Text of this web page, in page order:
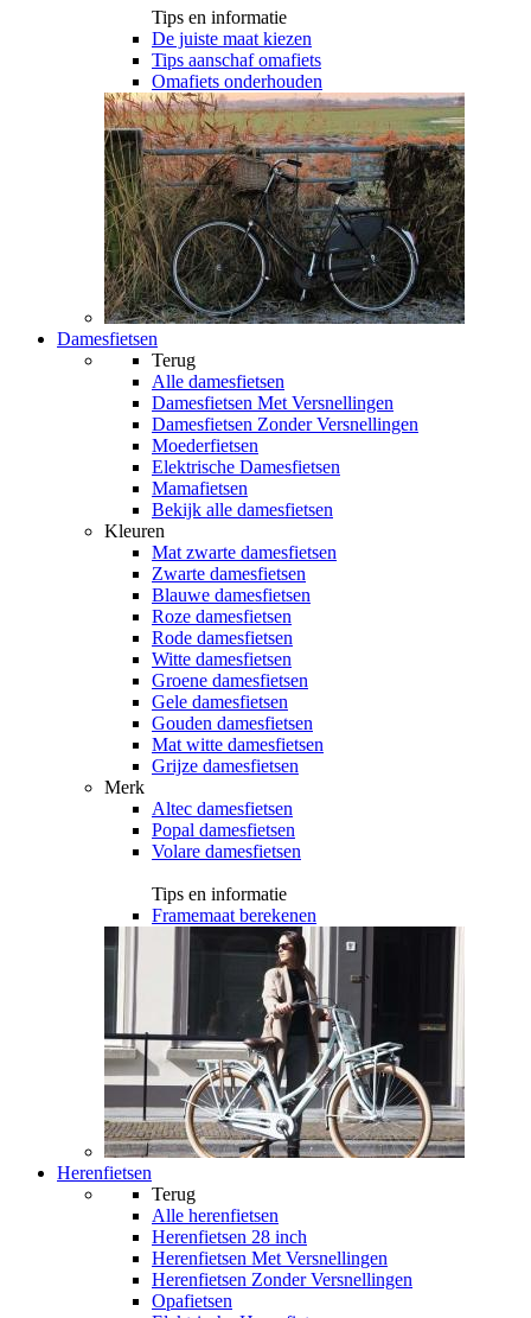
Tips en informatie
De juiste maat kiezen
Tips aanschaf omafiets
Omafiets onderhouden
Damesfietsen
Terug
Alle damesfietsen
Damesfietsen Met Versnellingen
Damesfietsen Zonder Versnellingen
Moederfietsen
Elektrische Damesfietsen
Mamafietsen
Bekijk alle damesfietsen
Kleuren
Mat zwarte damesfietsen
Zwarte damesfietsen
Blauwe damesfietsen
Roze damesfietsen
Rode damesfietsen
Witte damesfietsen
Groene damesfietsen
Gele damesfietsen
Gouden damesfietsen
Mat witte damesfietsen
Grijze damesfietsen
Merk
Altec damesfietsen
Popal damesfietsen
Volare damesfietsen
Tips en informatie
Framemaat berekenen
Herenfietsen
Terug
Alle herenfietsen
Herenfietsen 28 inch
Herenfietsen Met Versnellingen
Herenfietsen Zonder Versnellingen
Opafietsen